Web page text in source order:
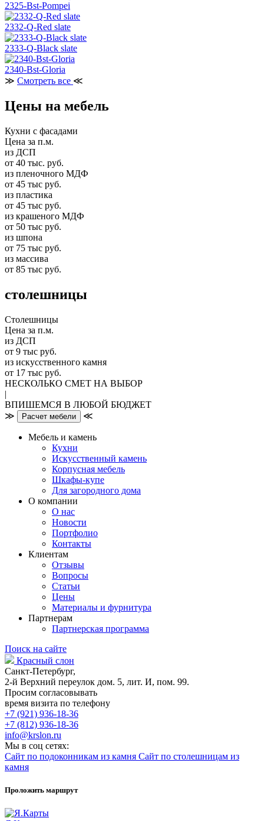
2325-Bst-Pompei
2332-Q-Red slate
2333-Q-Black slate
2340-Bst-Gloria
≫ Смотреть все ≪
Цены на мебель
Кухни с фасадами
Цена за п.м.
из ДСП
от 40 тыс. руб.
из пленочного МДФ
от 45 тыс руб.
из пластика
от 45 тыс руб.
из крашеного МДФ
от 50 тыс руб.
из шпона
от 75 тыс руб.
из массива
от 85 тыс руб.
столешницы
Столешницы
Цена за п.м.
из ДСП
от 9 тыс руб.
из искусственного камня
от 17 тыс руб.
НЕСКОЛЬКО СМЕТ НА ВЫБОР
|
ВПИШЕМСЯ В ЛЮБОЙ БЮДЖЕТ
≫
Расчет мебели ≪
Мебель и камень
Кухни
Искусственный камень
Корпусная мебель
Шкафы-купе
Для загородного дома
О компании
О нас
Новости
Портфолио
Контакты
Клиентам
Отзывы
Вопросы
Статьи
Цены
Материалы и фурнитура
Партнерам
Партнерская программа
Поиск на сайте
Красный слон
Санкт-Петербург,
2-й Верхний переулок дом. 5, лит. И, пом. 99.
Просим согласовывать
время визита по телефону
+7 (921) 936-18-36
+7 (812) 936-18-36
info@krslon.ru
Мы в соц сетях:
Сайт по подоконникам из камня Сайт по столешницам из
камня
Проложить маршрут